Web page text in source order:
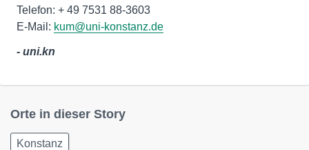
Telefon: + 49 7531 88-3603
E-Mail: kum@uni-konstanz.de
- uni.kn
Orte in dieser Story
Konstanz